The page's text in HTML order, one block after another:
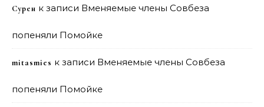
Сурен к записи Вменяемые члены Совбеза
попеняли Помойке
mitasmies к записи Вменяемые члены Совбеза
попеняли Помойке